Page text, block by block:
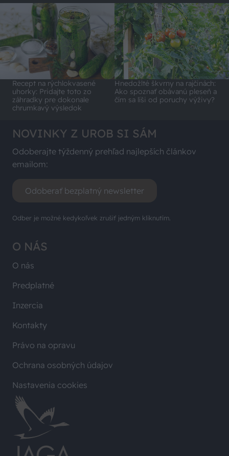
Recept na rýchlokvasené
uhorky: Pridajte toto zo
záhradky pre dokonale
chrumkavý výsledok
Hnedožlté škvrny na rajčinách:
Ako spoznať obávanú pleseň a
čím sa líši od poruchy výživy?
O NÁS
O nás
Predplatné
Inzercia
Kontakty
Právo na opravu
Ochrana osobných údajov
Nastavenia cookies
NOVINKY Z UROB SI SÁM
Odoberajte týždenný prehľad najlepších článkov
emailom:
Odoberať bezplatný newsletter
Odber je možné kedykoľvek zrušiť jedným kliknutím.